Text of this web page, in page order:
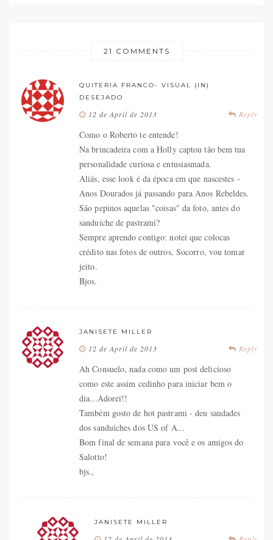
21 COMMENTS
QUITERIA FRANCO- VISUAL (IN)
DESEJADO
Reply
12 de April de 2013
Como o Roberto te entende!
Na brincadeira com a Holly captou tão bem tua
personalidade curiosa e entusiasmada.
Aliás, esse look é da época em que nascestes -
Anos Dourados já passando para Anos Rebeldes.
São pepinos aquelas "coisas" da foto, antes do
sanduíche de pastrami?
Sempre aprendo contigo: notei que colocas
crédito nas fotos de outros, Socorro, vou tomar
jeito.
Bjos.
JANISETE MILLER
Reply
12 de April de 2013
Ah Consuelo, nada como um post delicioso
como este assim cedinho para iniciar bem o
dia...Adorei!!
Também gosto de hot pastrami - deu saudades
dos sanduíches dos US of A...
Bom final de semana para você e os amigos do
Salotto!
bjs.,
JANISETE MILLER